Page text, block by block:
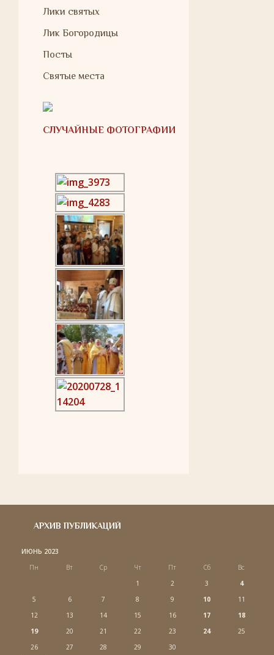
Лики святых
Лик Богородицы
Посты
Святые места
СЛУЧАЙНЫЕ ФОТОГРАФИИ
АРХИВ ПУБЛИКАЦИЙ
ИЮНЬ 2023
Пн
Вт Ср Чт Пт Сб
Вс
1
2 3
4
5
6 7 8 9 10
11
12
13 14 15 16 17
18
19
20 21 22 23 24
25
26
27 28 29 30